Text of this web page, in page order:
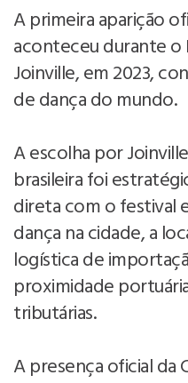
A primeira aparição
aconteceu durante o
Joinville, em 2023,
de dança do mundo.
A escolha por
brasileira foi
direta com o festival
dança na cidade, a
logística de
proximidade
tributárias.
A presença oficial da